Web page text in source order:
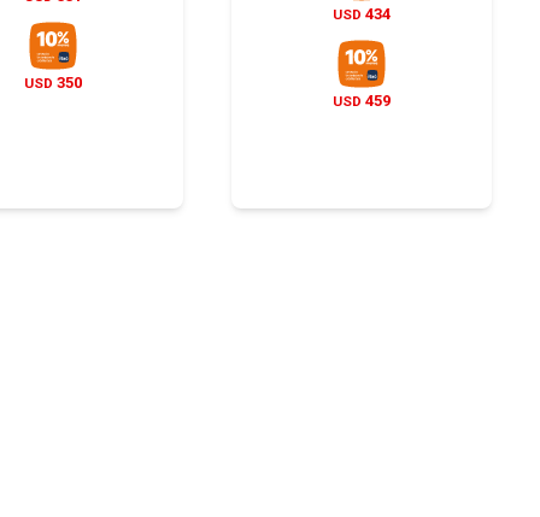
USD 350
USD 434
USD 459